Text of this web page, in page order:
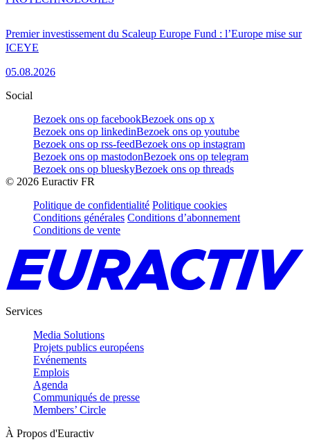
Premier investissement du Scaleup Europe Fund : l’Europe mise sur
ICEYE
05.08.2026
Social
Bezoek ons op facebookBezoek ons op x
Bezoek ons op linkedinBezoek ons op youtube
Bezoek ons op rss-feedBezoek ons op instagram
Bezoek ons op mastodonBezoek ons op telegram
Bezoek ons op blueskyBezoek ons op threads
© 2026 Euractiv FR
Politique de confidentialité Politique cookies
Conditions générales Conditions d’abonnement
Conditions de vente
Services
Media Solutions
Projets publics européens
Evénements
Emplois
Agenda
Communiqués de presse
Members’ Circle
À Propos d'Euractiv